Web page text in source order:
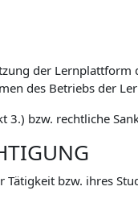
der
des Betriebs der
bzw. rechtliche
bzw. ihres